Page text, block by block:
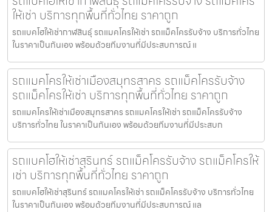
ให้เช่า บริการทุกพื้นที่ทั่วไทย ราคาถูก
รถแบคโฮให้เช่ากาฬสินธุ์ รถแมคโครให้เช่า รถแม็คโครรับจ้าง บริการทั่วไทย
ในราคาเป็นกันเอง พร้อมด้วยทีมงานที่มีประสบการณ์ แ
รถแมคโครให้เช่าเมืองสมุทรสาคร รถแม็คโครรับจ้าง
รถแม็คโครให้เช่า บริการทุกพื้นที่ทั่วไทย ราคาถูก
รถแมคโครให้เช่าเมืองสมุทรสาคร รถแมคโครให้เช่า รถแม็คโครรับจ้าง
บริการทั่วไทย ในราคาเป็นกันเอง พร้อมด้วยทีมงานที่มีประสบก
รถแบคโฮให้เช่าสุรินทร์ รถแม็คโครรับจ้าง รถแม็คโครให้
เช่า บริการทุกพื้นที่ทั่วไทย ราคาถูก
รถแบคโฮให้เช่าสุรินทร์ รถแมคโครให้เช่า รถแม็คโครรับจ้าง บริการทั่วไทย
ในราคาเป็นกันเอง พร้อมด้วยทีมงานที่มีประสบการณ์ แล